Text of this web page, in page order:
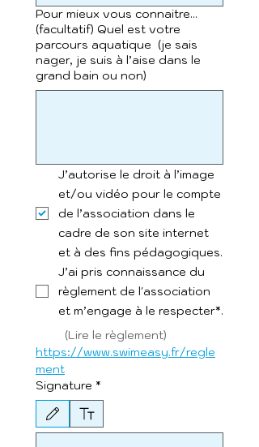
Pour mieux vous connaitre...
(facultatif) Quel est votre
parcours aquatique (je sais
nager, je suis à l’aise dans le
grand bain ou non)
J’autorise le droit à l’image
et/ou vidéo pour le compte
de l’association dans le
cadre de son site internet
et à des fins pédagogiques.
J’ai pris connaissance du
règlement de l'association
et m’engage à le respecter*.
https://www.swimeasy.fr/regle
ment
Signature *
Le mode de dessin a été sélectionné. Le dessin